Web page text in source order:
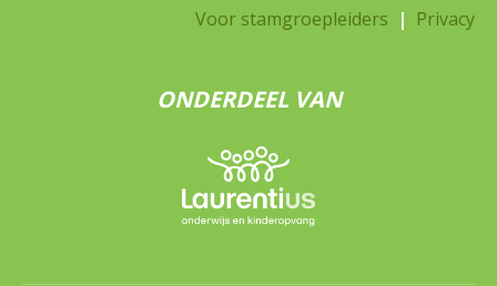
Voor stamgroepleiders | Privacy
ONDERDEEL VAN